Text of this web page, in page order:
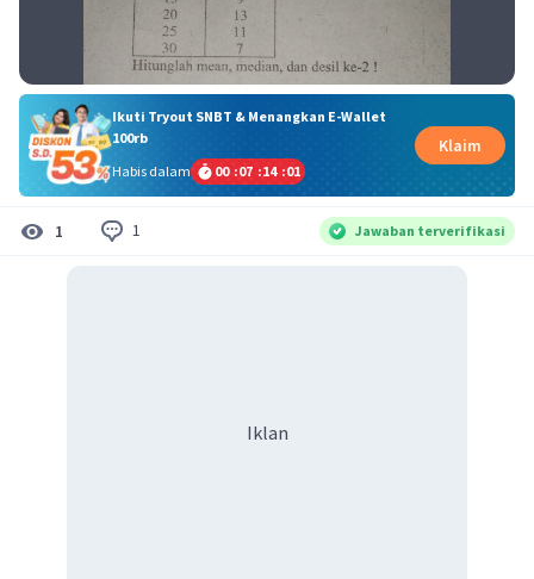
Ikuti Tryout SNBT & Menangkan E-Wallet
100rb
Habis dalam
00 :07 :14 :01
Klaim
1 1 Jawaban terverifikasi
Iklan